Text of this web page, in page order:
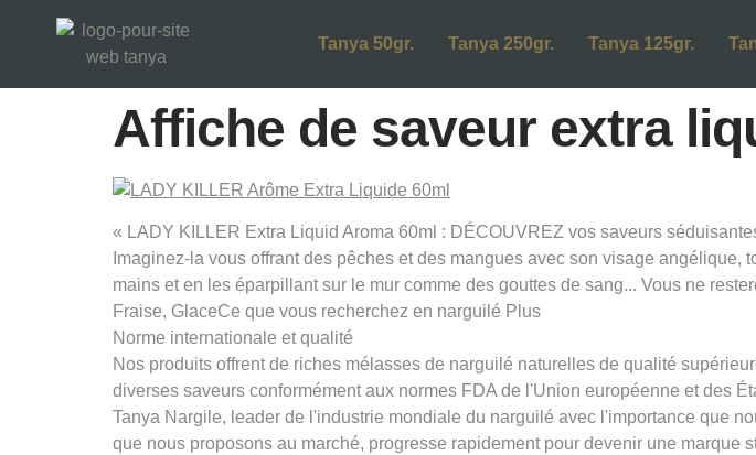
Tanya 50gr. Tanya 250gr. Tanya 125gr.
Affiche de saveur extra
« LADY KILLER Extra Liquid Aroma 60ml : DÉCOUVREZ vos saveurs
Imaginez-la vous offrant des pêches et des mangues avec son visage
mains et en les éparpillant sur le mur comme des gouttes de sang... Vous ne
Fraise, GlaceCe que vous recherchez en narguilé Plus
Norme internationale et qualité
Nos produits offrent de riches mélasses de narguilé naturelles de qualité
diverses saveurs conformément aux normes FDA de l'Union européenne et des
Tanya Nargile, leader de l'industrie mondiale du narguilé avec l'importance que
que nous proposons au marché, progresse rapidement pour devenir une marque